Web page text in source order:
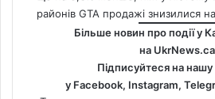
районів GTA продажі знизилися
Більше новин про події у
на UkrNews.ca
Підписуйтеся на нашу
у Facebook, Instagram,